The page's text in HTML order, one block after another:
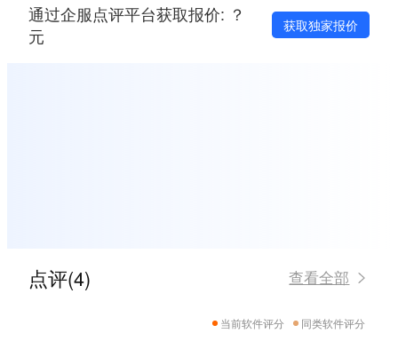
通过企服点评平台获取报价: ？
元
获取独家报价
点评(4) 查看全部
当前软件评分 同类软件评分